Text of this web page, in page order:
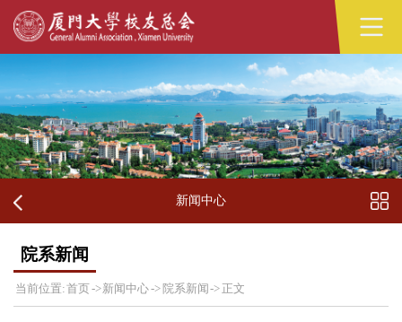
新闻中心
院系新闻
当前位置:首页->新闻中心-> 院系新闻-> 正文